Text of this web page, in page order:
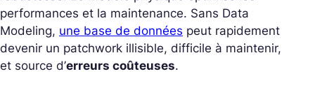
performances et la maintenance. Sans Data
Modeling, une base de données peut rapidement
devenir un patchwork illisible, difficile à maintenir,
et source d’erreurs coûteuses.